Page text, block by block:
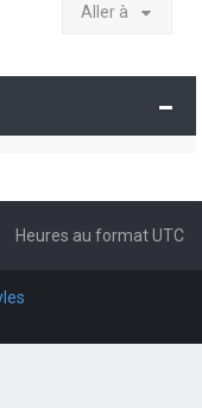
Aller à
Heures au formatUTC